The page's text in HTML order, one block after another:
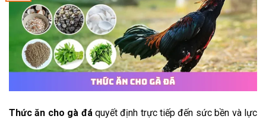
Thức ăn cho gà đá quyết định trực tiếp đến sức bền và lực